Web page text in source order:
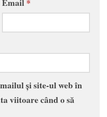
și site-ul web în
viitoare când o să